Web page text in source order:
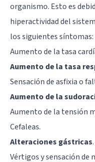
organismo. Esto es
hiperactividad del
los siguientes síntomas:
Aumento de la tasa
Aumento de la tasa
Sensación de asfixia o
Aumento de la
Aumento de la tensión
Cefaleas.
Alteraciones gástricas.
Vértigos y sensación de